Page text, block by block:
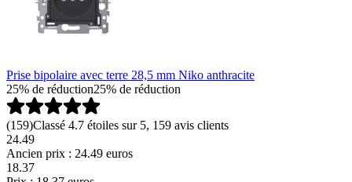
Prise bipolaire avec terre 28,5 mm Niko anthracite
25% de réduction25% de réduction
(159)Classé 4.7 étoiles sur 5, 159 avis clients
24.49
Ancien prix : 24.49 euros
18.37